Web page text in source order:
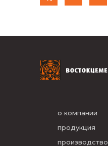
о компании
продукция
производство